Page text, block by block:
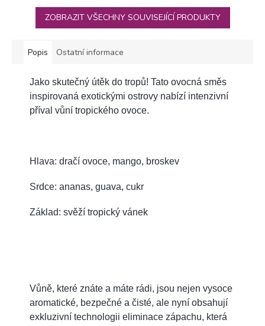
ZOBRAZIT VŠECHNY SOUVISEJÍCÍ PRODUKTY
Popis Ostatní informace
Jako skutečný útěk do tropů! Tato ovocná směs
inspirovaná exotickými ostrovy nabízí intenzivní
příval vůní tropického ovoce.
Hlava: dračí ovoce, mango, broskev
Srdce: ananas, guava, cukr
Základ: svěží tropický vánek
Vůně, které znáte a máte rádi, jsou nejen vysoce
aromatické, bezpečné a čisté, ale nyní obsahují
exkluzivní technologii eliminace zápachu, která